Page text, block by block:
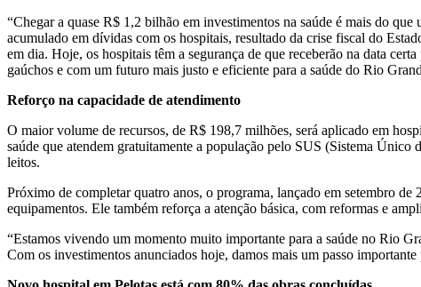
“Chegar a quase R$ 1,2 bilhão em investimentos na saúde é mais do
acumulado em dívidas com os hospitais, resultado da crise fiscal do
em dia. Hoje, os hospitais têm a segurança de que receberão na data
gaúchos e com um futuro mais justo e eficiente para a saúde do Rio
Reforço na capacidade de atendimento
O maior volume de recursos, de R$ 198,7 milhões, será aplicado em
saúde que atendem gratuitamente a população pelo SUS (Sistema
leitos.
Próximo de completar quatro anos, o programa, lançado em setembro
equipamentos. Ele também reforça a atenção básica, com reformas e
“Estamos vivendo um momento muito importante para a saúde no Rio
Com os investimentos anunciados hoje, damos mais um passo